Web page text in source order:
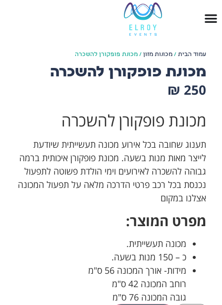
עמוד הבית /מכונות מזון / מכונת פופקורן להשכרה
מכונת פופקורן להשכרה
₪ 250
מכונת פופקורן להשכרה
תענוג שחובה בכל אירוע מכונה תעשייתית שיודעת
לייצר מאות מנות בשעה. מכונת פופקורן איכותית ברמה
גבוהה להשכרה לאירועים וימי הולדת פשוטה לתפעול
נכנסת בכל רכב פרטי הדרכה מלאה על תפעול המכונה
אצלנו במקום
מפרט המוצר:
מכונה תעשייתית.
כ – 150 מנות בשעה.
מידות- אורך המכונה 56 ס"מ
רוחב המכונה 42 ס"מ
גובה המכונה 76 ס"מ